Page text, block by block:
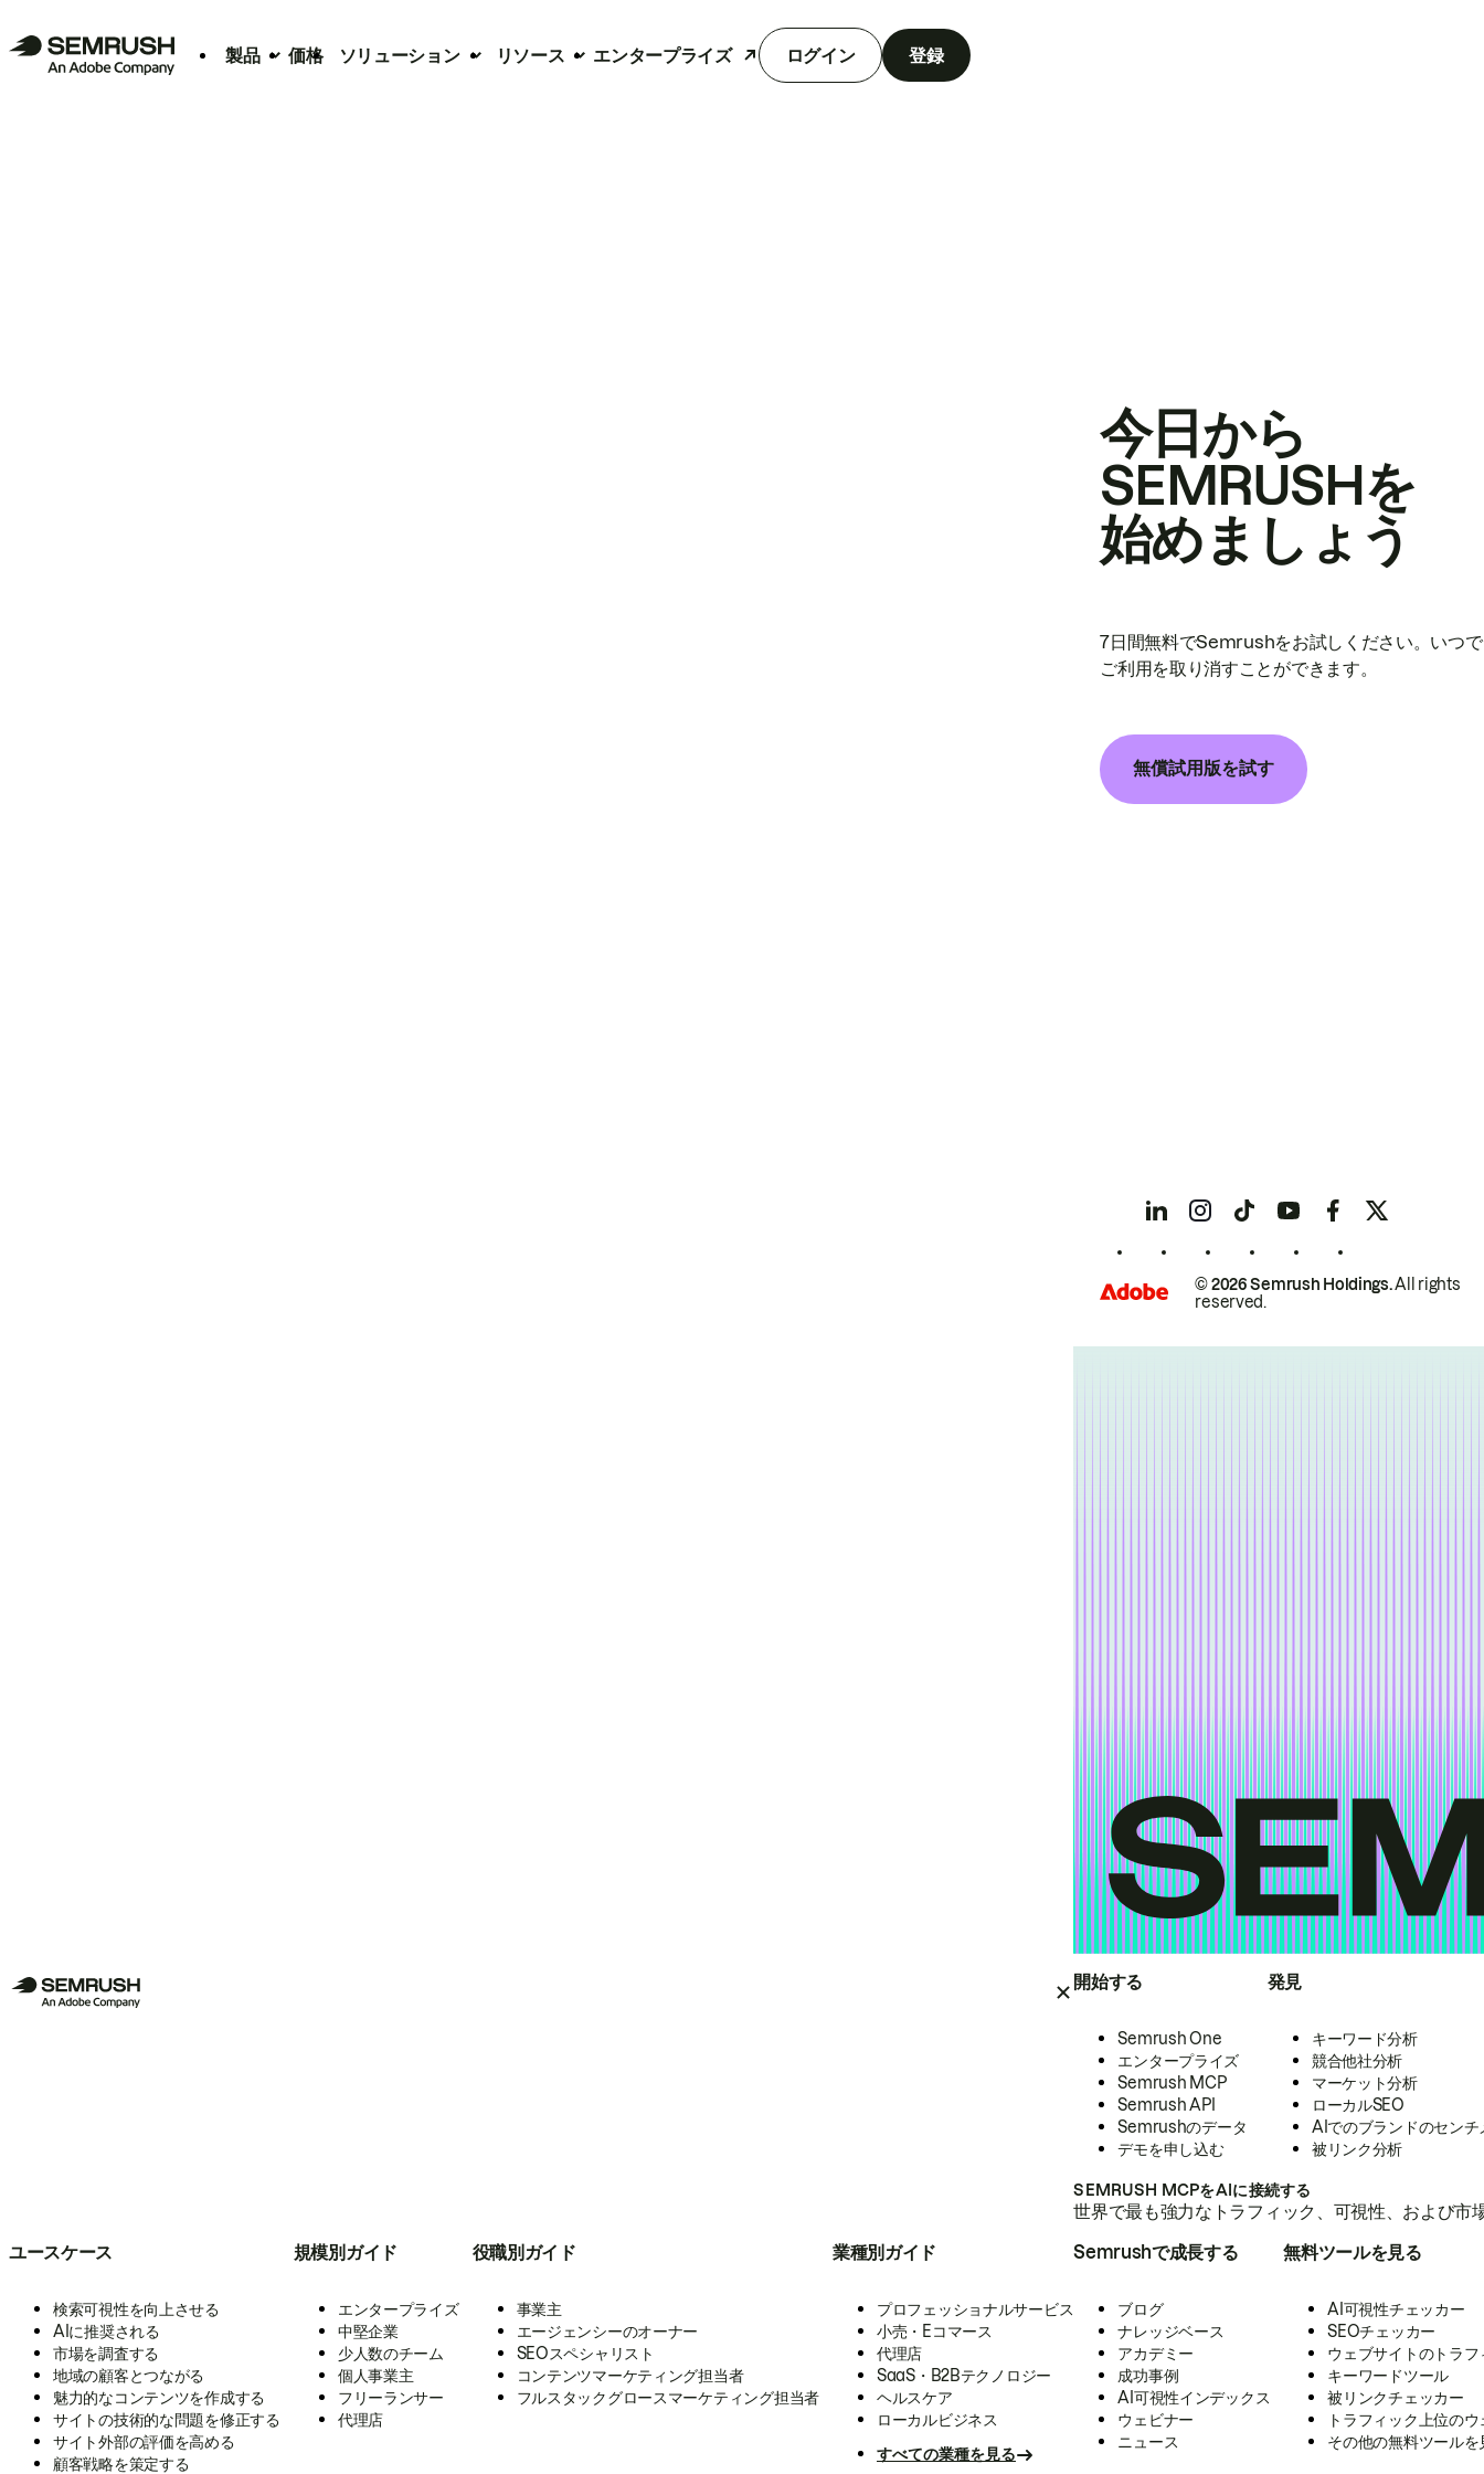
製品 価格 ソリューション リソース エンタープライズ ログイン 登録
開始する
Semrush One
エンタープライズ
Semrush MCP
Semrush API
Semrushのデータ
デモを申し込む
発見
キーワード分析
競合他社分析
マーケット分析
ローカルSEO
AIでのブランドのセンチ
被リンク分析
SEMRUSH MCPをAIに接続する
世界で最も強力なトラフィック、可視性、および
ユースケース
検索可視性を向上させる
AIに推奨される
市場を調査する
地域の顧客とつながる
魅力的なコンテンツを作成する
サイトの技術的な問題を修正する
サイト外部の評価を高める
顧客戦略を策定する
規模別ガイド
エンタープライズ
中堅企業
少人数のチーム
個人事業主
フリーランサー
代理店
役職別ガイド
事業主
エージェンシーのオーナー
SEOスペシャリスト
コンテンツマーケティング担当者
フルスタックグロースマーケティング担当者
業種別ガイド
プロフェッショナルサービス
小売・Eコマース
代理店
SaaS・B2Bテクノロジー
ヘルスケア
ローカルビジネス
すべての業種を見る
Semrushで成長する
ブログ
ナレッジベース
アカデミー
成功事例
AI可視性インデックス
ウェビナー
ニュース
無料ツールを見る
AI可視性チェッカー
SEOチェッカー
ウェブサイトのトラ
キーワードツール
被リンクチェッカー
トラフィック上位の
その他の無料ツールを
今日から
SEMRUSHを
始めましょう
7日間無料でSemrushをお試しください。いつ
ご利用を取り消すことができます。
無償試用版を試す
© 2026 Semrush Holdings.All rights
reserved.